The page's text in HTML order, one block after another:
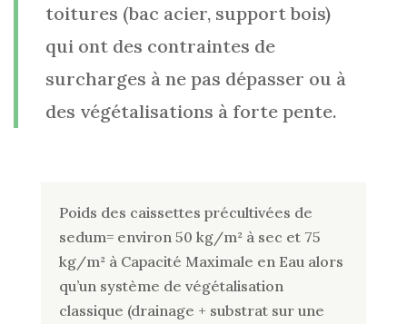
toitures (bac acier, support bois)
qui ont des contraintes de
surcharges à ne pas dépasser ou à
des végétalisations à forte pente.
Poids des caissettes précultivées de
sedum= environ 50 kg/m² à sec et 75
kg/m² à Capacité Maximale en Eau alors
qu’un système de végétalisation
classique (drainage + substrat sur une